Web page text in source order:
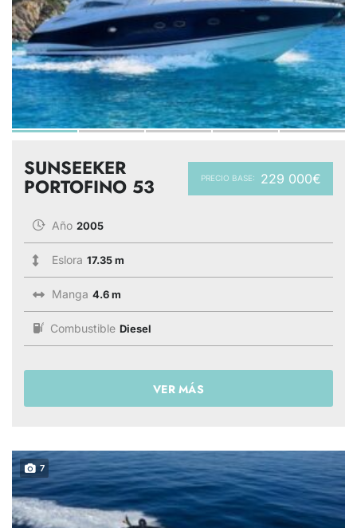
PRECIO BASE: 229 000€
SUNSEEKER
PORTOFINO 53
Año 2005
Eslora 17.35 m
Manga 4.6 m
Combustible Diesel
VER MÁS
7